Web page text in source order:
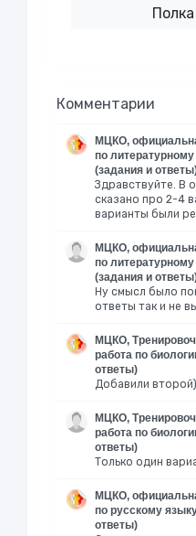
Комментарии
МЦКО,
по
(задания и
Здравствуйте. В
сказано про 2-4
варианты были
МЦКО,
по
(задания и
Ну смысл было
ответы так и не
МЦКО,
работа по
ответы)
Добавили второй)
МЦКО,
работа по
ответы)
Только один
МЦКО,
по русскому
ответы)